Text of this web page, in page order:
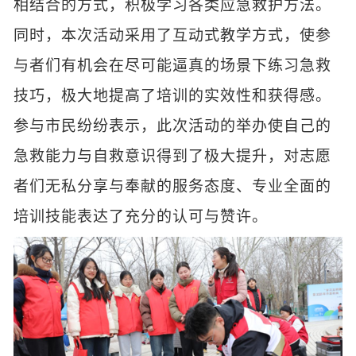
相结合的方式，积极学习各类应急救护方法。
同时，本次活动采用了互动式教学方式，使参
与者们有机会在尽可能逼真的场景下练习急救
技巧，极大地提高了培训的实效性和获得感。
参与市民纷纷表示，此次活动的举办使自己的
急救能力与自救意识得到了极大提升，对志愿
者们无私分享与奉献的服务态度、专业全面的
培训技能表达了充分的认可与赞许。